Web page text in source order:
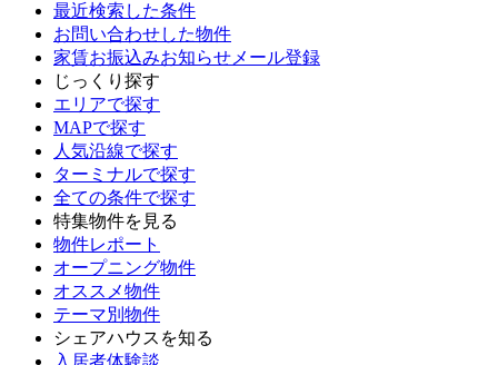
最近検索した条件
お問い合わせした物件
家賃お振込みお知らせメール登録
じっくり探す
エリアで探す
MAPで探す
人気沿線で探す
ターミナルで探す
全ての条件で探す
特集物件を見る
物件レポート
オープニング物件
オススメ物件
テーマ別物件
シェアハウスを知る
入居者体験談